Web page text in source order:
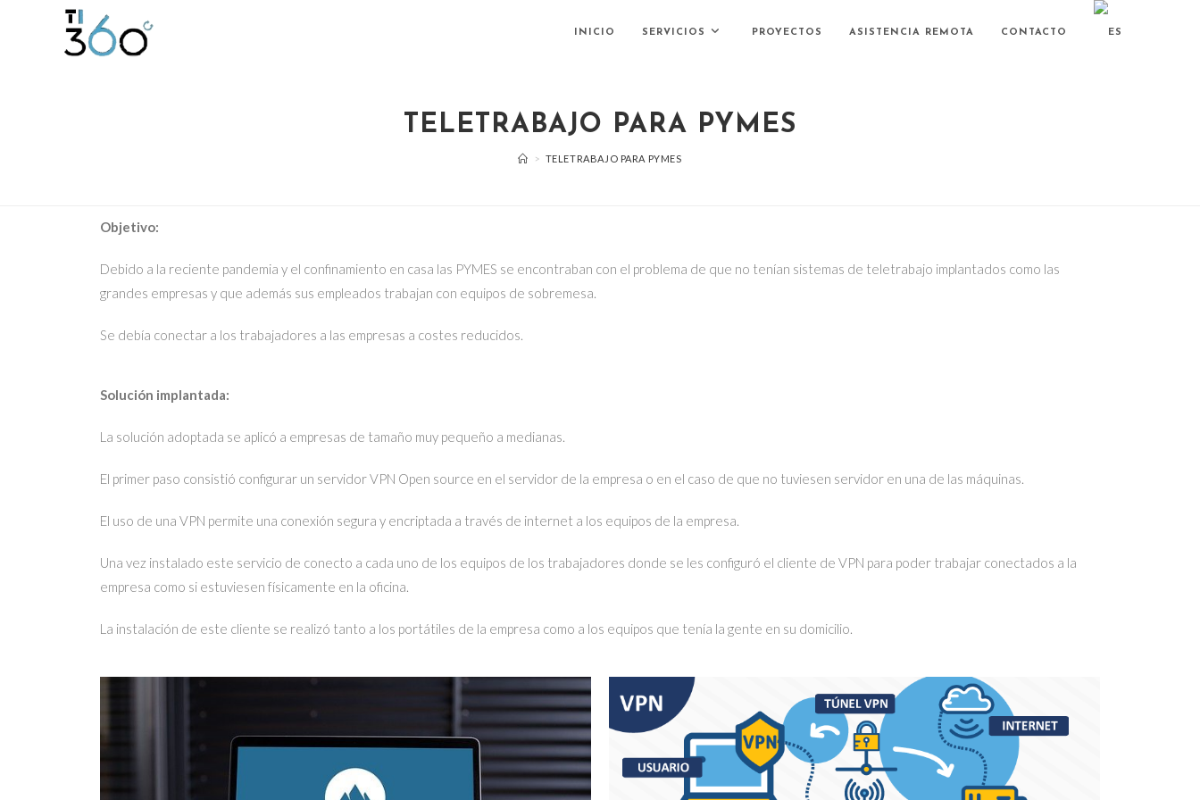
INICIO SERVICIOS PROYECTOS ASISTENCIA REMOTA CONTACTO
TELETRABAJO PARA PYMES
> TELETRABAJO PARA PYMES
Objetivo:
Debido a la reciente pandemia y el confinamiento en casa las PYMES se encontraban con el problema de que no tenían sistemas de teletrabajo implantados como las
grandes empresas y que además sus empleados trabajan con equipos de sobremesa.
Se debía conectar a los trabajadores a las empresas a costes reducidos.
Solución implantada:
La solución adoptada se aplicó a empresas de tamaño muy pequeño a medianas.
El primer paso consistió configurar un servidor VPN Open source en el servidor de la empresa o en el caso de que no tuviesen servidor en una de las máquinas.
El uso de una VPN permite una conexión segura y encriptada a través de internet a los equipos de la empresa.
Una vez instalado este servicio de conecto a cada uno de los equipos de los trabajadores donde se les configuró el cliente de VPN para poder trabajar conectados a la
empresa como si estuviesen físicamente en la oficina.
La instalación de este cliente se realizó tanto a los portátiles de la empresa como a los equipos que tenía la gente en su domicilio.